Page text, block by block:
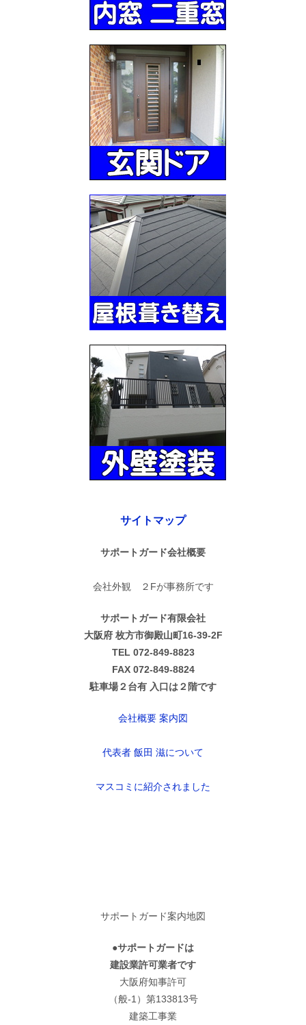
サイトマップ
サポートガード会社概要
会社外観 ２Fが事務所です
サポートガード有限会社
大阪府 枚方市御殿山町16-39-2F
TEL 072-849-8823
FAX 072-849-8824
駐車場２台有 入口は２階です
会社概要 案内図
代表者 飯田 滋について
マスコミに紹介されました
サポートガード案内地図
●サポートガードは
建設業許可業者です
大阪府知事許可
（般-1）第133813号
建築工事業